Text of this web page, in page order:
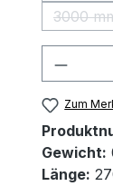
3000
Zum
Gewicht:
Länge: